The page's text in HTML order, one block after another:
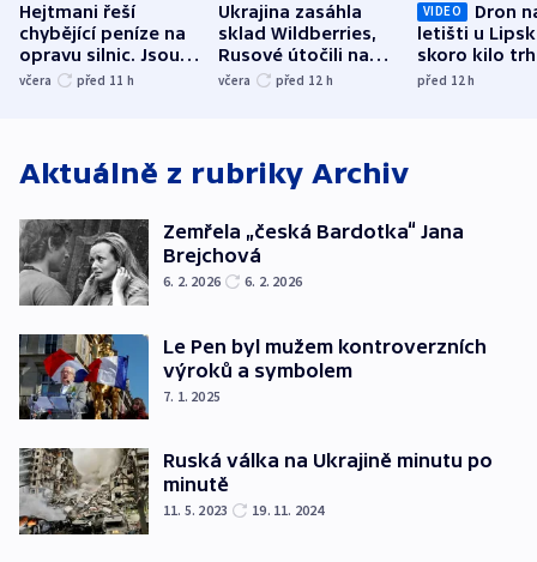
Hejtmani řeší
chybějící peníze na
opravu silnic. Jsou
nenárokové, namítá
včera před 11 h
Ukrajina zasáhla
sklad Wildberries,
Rusové útočili na
trh, hasiče či
včera před 12 h
VIDEO
Dron
letišti u
skoro kilo
indicie
před 12h
Aktuálně z rubriky Archiv
Zemřela „česká Bardotka“ Jana
Brejchová
6. 2. 2026 6. 2. 2026
Le Pen byl mužem kontroverzních
výroků a symbolem
7. 1. 2025
Ruská válka na Ukrajině minutu po
minutě
11. 5. 2023 19. 11. 2024